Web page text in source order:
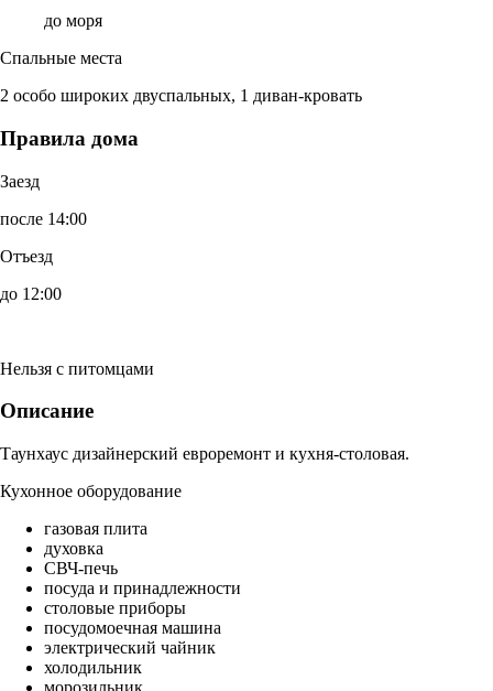
до моря
Спальные места
2 особо широких двуспальных, 1 диван-кровать
Правила дома
Заезд
после 14:00
Отъезд
до 12:00
Нельзя с питомцами
Описание
Таунхаус дизайнерский евроремонт и кухня-столовая.
Кухонное оборудование
газовая плита
духовка
СВЧ-печь
посуда и принадлежности
столовые приборы
посудомоечная машина
электрический чайник
холодильник
морозильник